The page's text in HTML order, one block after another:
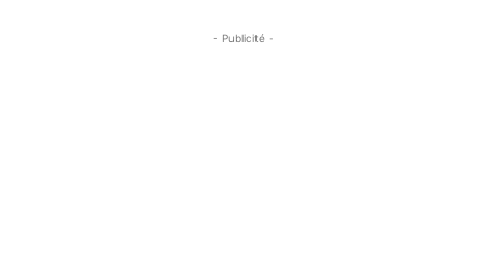
- Publicité -